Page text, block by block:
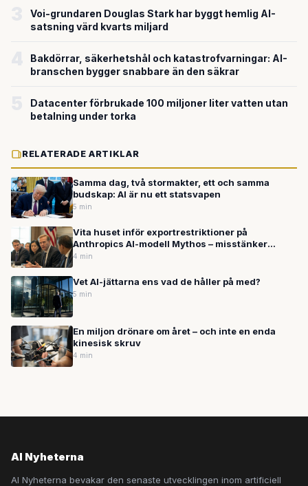
Voi-grundaren Douglas Stark har byggt hemlig AI-
satsning värd kvarts miljard
Bakdörrar, säkerhetshål och katastrofvarningar: AI-
branschen bygger snabbare än den säkrar
Datacenter förbrukade 100 miljoner liter vatten utan
betalning under torka
RELATERADE ARTIKLAR
Samma dag, två stormakter, ett och samma
budskap: AI är nu ett statsvapen
5 min
Vita huset inför exportrestriktioner på
Anthropics AI-modell Mythos – misstänker
kinesisk åtkomst
4 min
Vet AI-jättarna ens vad de håller på med?
5 min
En miljon drönare om året – och inte en enda
kinesisk skruv
4 min
AI Nyheterna
AI Nyheterna bevakar den senaste utvecklingen inom artificiell